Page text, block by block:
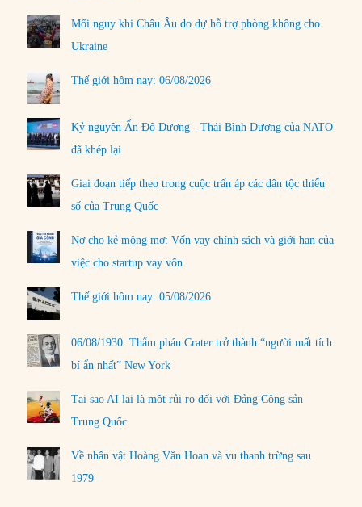
Mối nguy khi Châu Âu do dự hỗ trợ phòng không cho
Ukraine
Thế giới hôm nay: 06/08/2026
Kỷ nguyên Ấn Độ Dương - Thái Bình Dương của NATO
đã khép lại
Giai đoạn tiếp theo trong cuộc trấn áp các dân tộc thiểu
số của Trung Quốc
Nợ cho kẻ mộng mơ: Vốn vay chính sách và giới hạn của
việc cho startup vay vốn
Thế giới hôm nay: 05/08/2026
06/08/1930: Thẩm phán Crater trở thành “người mất tích
bí ẩn nhất” New York
Tại sao AI lại là một rủi ro đối với Đảng Cộng sản
Trung Quốc
Về nhân vật Hoàng Văn Hoan và vụ thanh trừng sau
1979